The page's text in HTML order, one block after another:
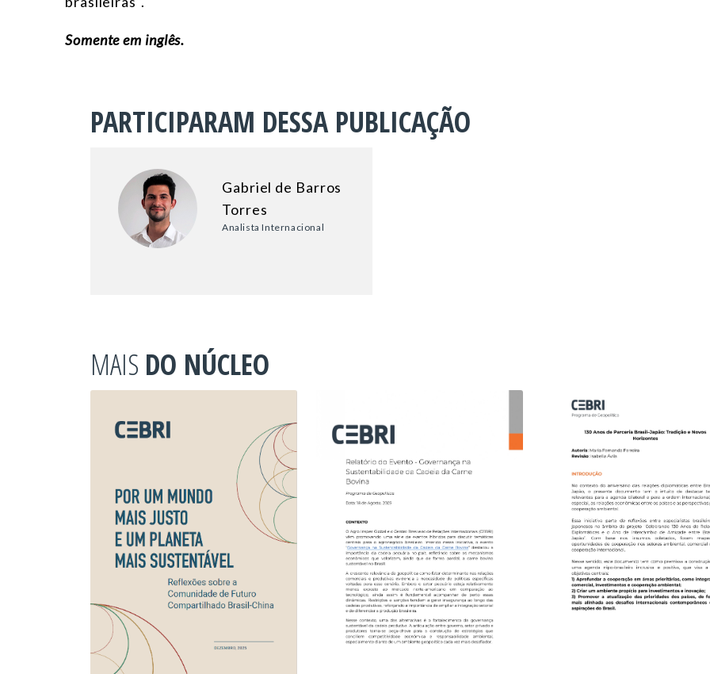
Somente em inglês.
PARTICIPARAM DESSA PUBLICAÇÃO
Gabriel de Barros
Torres
Analista Internacional
MAIS DO NÚCLEO